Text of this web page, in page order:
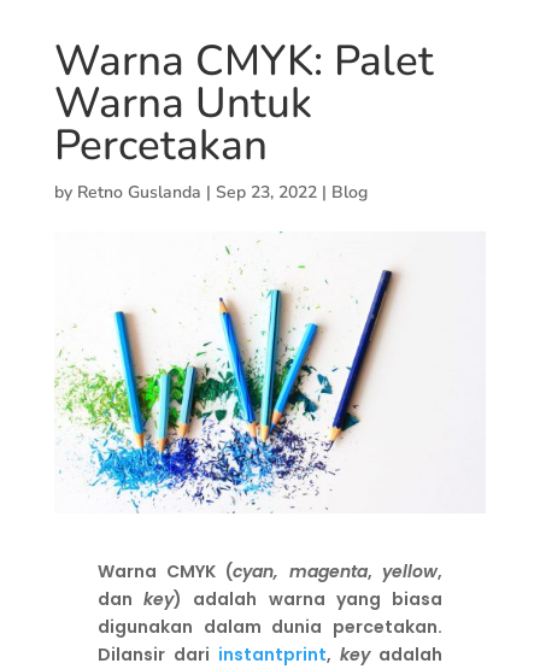
Warna CMYK: Palet
Warna Untuk
Percetakan
by Retno Guslanda | Sep 23, 2022| Blog
Warna CMYK (cyan, magenta,yellow,
dan key) adalah warna yang biasa
digunakan dalam dunia percetakan.
Dilansir dari instantprint,keyadalah